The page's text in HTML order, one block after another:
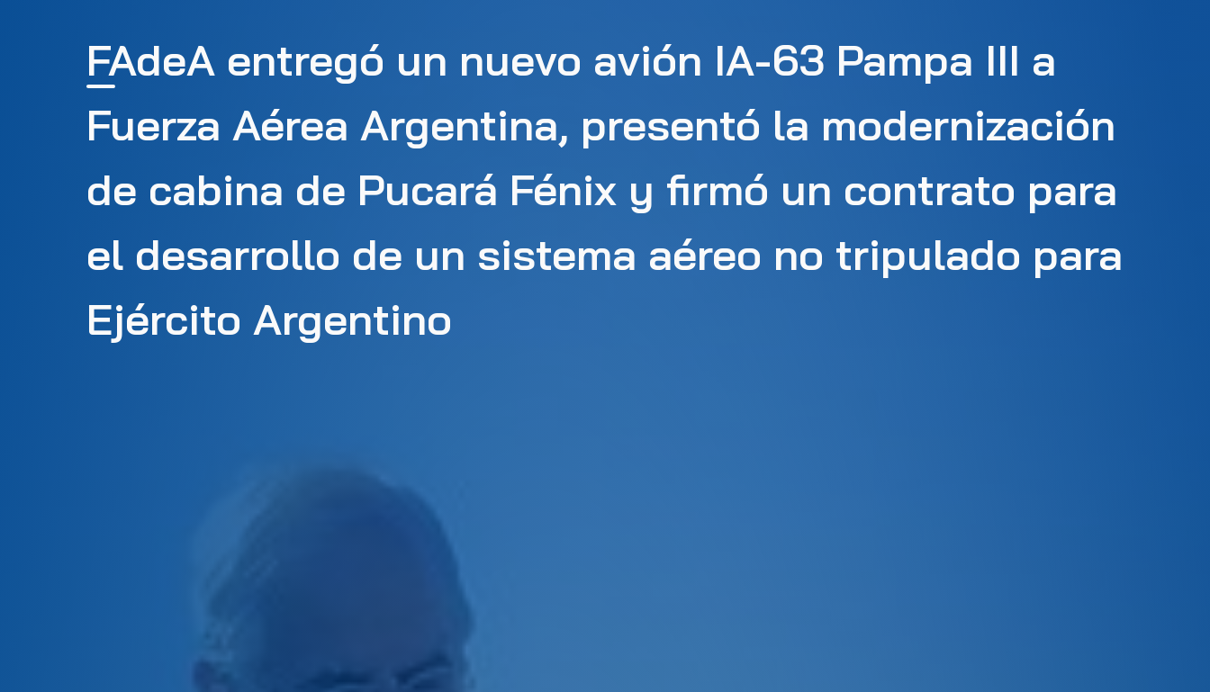
FAdeA entregó un nuevo avión IA-63 Pampa III a
Fuerza Aérea Argentina, presentó la modernización
de cabina de Pucará Fénix y firmó un contrato para
el desarrollo de un sistema aéreo no tripulado para
Ejército Argentino